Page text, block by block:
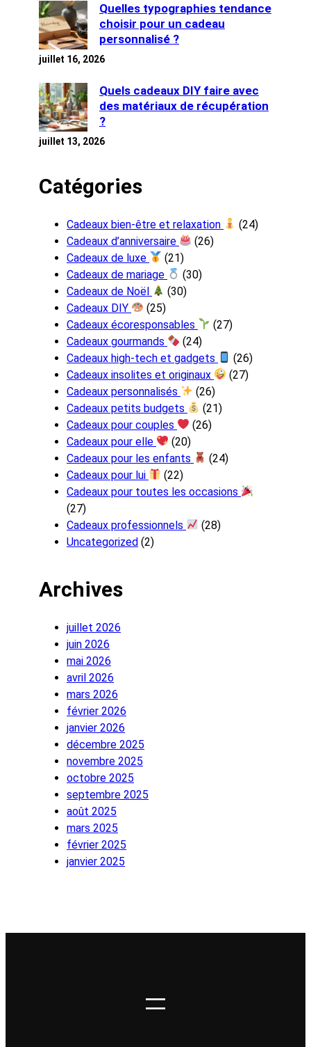
Quelles typographies tendance
choisir pour un cadeau
personnalisé ?
juillet 16, 2026
Quels cadeaux DIY faire avec
des matériaux de récupération
?
juillet 13, 2026
Catégories
Cadeaux bien-être et relaxation
(24)
Cadeaux d’anniversaire
(26)
Cadeaux de luxe
(21)
Cadeaux de mariage
(30)
Cadeaux de Noël
(30)
Cadeaux DIY
(25)
Cadeaux écoresponsables
(27)
Cadeaux gourmands
(24)
Cadeaux high-tech et gadgets
(26)
Cadeaux insolites et originaux
(27)
Cadeaux personnalisés
(26)
Cadeaux petits budgets
(21)
Cadeaux pour couples
(26)
Cadeaux pour elle
(20)
Cadeaux pour les enfants
(24)
Cadeaux pour lui
(22)
Cadeaux pour toutes les occasions
(27)
Cadeaux professionnels
(28)
Uncategorized (2)
Archives
juillet 2026
juin 2026
mai 2026
avril 2026
mars 2026
février 2026
janvier 2026
décembre 2025
novembre 2025
octobre 2025
septembre 2025
août 2025
mars 2025
février 2025
janvier 2025